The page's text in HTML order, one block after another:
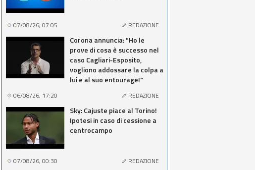
07/08/26, 07:05 REDAZIONE
Corona annuncia: "Ho le
prove di cosa è successo nel
caso Cagliari-Esposito,
vogliono addossare la colpa a
lui e al suo entourage!"
06/08/26, 17:20 REDAZIONE
Sky: Cajuste piace al Torino!
Ipotesi in caso di cessione a
centrocampo
07/08/26, 00:30 REDAZIONE